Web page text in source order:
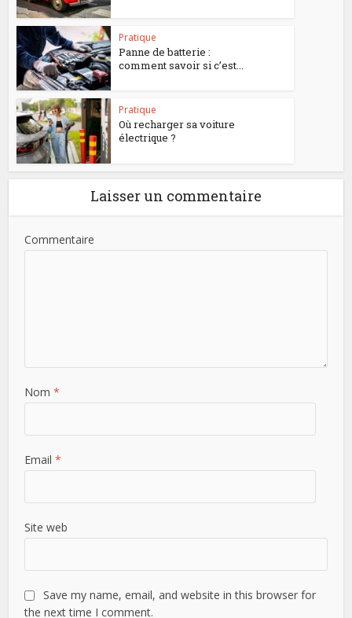
Pratique
Panne de batterie :
comment savoir si c’est...
Pratique
Où recharger sa voiture
électrique ?
Laisser un commentaire
Commentaire
Nom*
Email*
Site web
Save my name, email, and website in this browser for
the next time I comment.